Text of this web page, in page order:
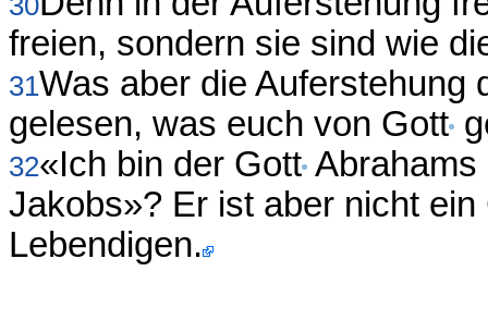
freien, sondern sie sind wie
31Was aber die Auferstehung
gelesen, was euch von Gott
32«Ich bin der Gott Abrahams
Jakobs»? Er ist aber nicht ein
Lebendigen.